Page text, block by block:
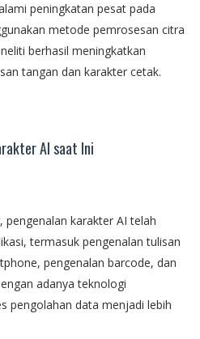
peningkatan pesat pada
metode pemrosesan citra
berhasil meningkatkan
tangan dan karakter cetak.
AI saat Ini
pengenalan karakter AI telah
termasuk pengenalan tulisan
pengenalan barcode, dan
adanya teknologi
pengolahan data menjadi lebih